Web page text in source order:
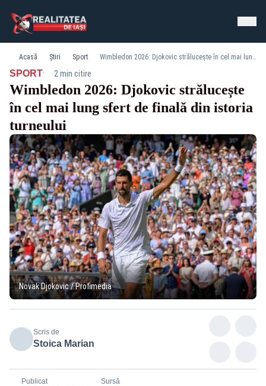
Acasă Știri Sport Wimbledon 2026: Djokovic strălucește în cel mai lung sfert de finală din istoria turneului
SPORT· 2 min citire
Wimbledon 2026: Djokovic strălucește
în cel mai lung sfert de finală din istoria
turneului
Novak Djokovic / Profimedia
Scris de
Stoica Marian
Publicat Sursă